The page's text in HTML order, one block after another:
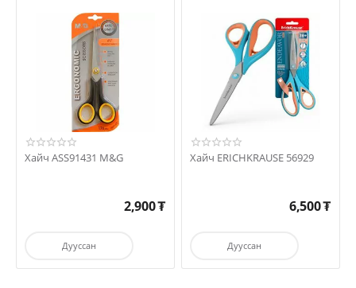
Хайч ASS91431 M&G
2,900₮
Дууссан
Хайч ERICHKRAUSE 56929
6,500₮
Дууссан